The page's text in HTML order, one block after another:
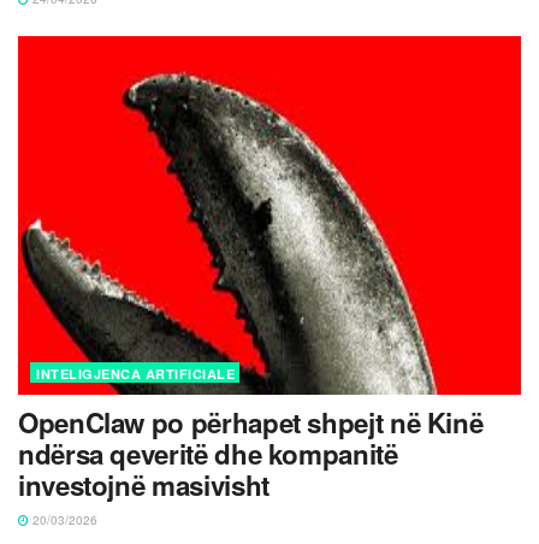
INTELIGJENCA ARTIFICIALE
OpenClaw po përhapet shpejt në Kinë
ndërsa qeveritë dhe kompanitë
investojnë masivisht
20/03/2026